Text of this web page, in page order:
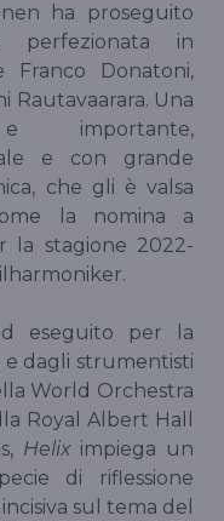
ha proseguito
perfezionata in
Franco Donatoni,
Rautavaarara. Una
importante,
e con grande
che gli è valsa
la nomina a
la stagione 2022-
eseguito per la
e dagli strumentisti
World Orchestra
Royal Albert Hall
Heliximpiega un
di riflessione
sul tema del